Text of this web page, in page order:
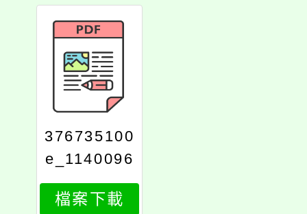
376735100
e_1140096
939_attach
1
檔案下載